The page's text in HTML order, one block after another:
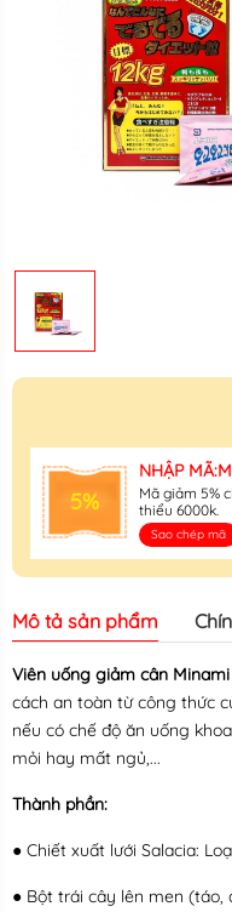
5%
NHẬP
Mã giảm 5%
thiểu 6000k.
Sao chép mã
Mô tả sản phẩm
Viên uống giảm cân
cách an toàn từ công thức
nếu có chế độ ăn uống
mỏi hay mất ngủ,...
Thành phần:
● Chiết xuất lưới Salacia:
● Bột trái cây lên men (táo,